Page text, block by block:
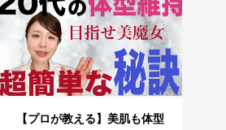
【プロが教える】美肌も体型